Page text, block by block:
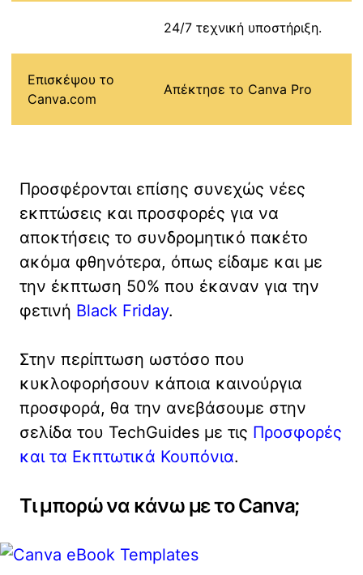
24/7 τεχνική υποστήριξη.
Επισκέψου το
Canva.com
Απέκτησε το Canva Pro
Προσφέρονται επίσης συνεχώς νέες
εκπτώσεις και προσφορές για να
αποκτήσεις το συνδρομητικό πακέτο
ακόμα φθηνότερα, όπως είδαμε και με
την έκπτωση 50% που έκαναν για την
φετινή Black Friday.
Στην περίπτωση ωστόσο που
κυκλοφορήσουν κάποια καινούργια
προσφορά, θα την ανεβάσουμε στην
σελίδα του TechGuides με τις Προσφορές
και τα Εκπτωτικά Κουπόνια.
Τι μπορώ να κάνω με το Canva;